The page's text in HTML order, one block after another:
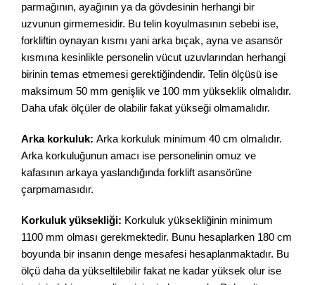
parmağının, ayağının ya da gövdesinin herhangi bir
uzvunun girmemesidir. Bu telin koyulmasının sebebi ise,
forkliftin oynayan kısmı yani arka bıçak, ayna ve asansör
kısmına kesinlikle personelin vücut uzuvlarından herhangi
birinin temas etmemesi gerektiğindendir. Telin ölçüsü ise
maksimum 50 mm genişlik ve 100 mm yükseklik olmalıdır.
Daha ufak ölçüler de olabilir fakat yükseği olmamalıdır.
Arka korkuluk: Arka korkuluk minimum 40 cm olmalıdır.
Arka korkuluğunun amacı ise personelinin omuz ve
kafasının arkaya yaslandığında forklift asansörüne
çarpmamasıdır.
Korkuluk yüksekliği: Korkuluk yüksekliğinin minimum
1100 mm olması gerekmektedir. Bunu hesaplarken 180 cm
boyunda bir insanın denge mesafesi hesaplanmaktadır. Bu
ölçü daha da yükseltilebilir fakat ne kadar yüksek olur ise